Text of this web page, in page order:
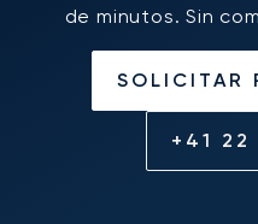
de minutos. Sin
SOLICITAR
+41 22